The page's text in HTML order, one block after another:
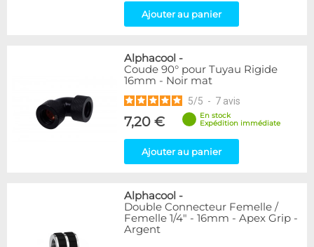
Ajouter au panier
Alphacool -
Coude 90° pour Tuyau Rigide
16mm - Noir mat
5/5 - 7 avis
7,20 €
En stock
Expédition immédiate
Ajouter au panier
Alphacool -
Double Connecteur Femelle /
Femelle 1/4" - 16mm - Apex Grip -
Argent